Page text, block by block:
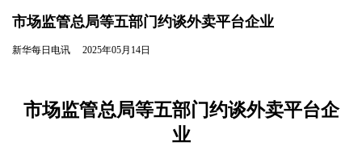
市场监管总局等五部门约谈外卖平台企业
新华每日电讯 2025年05月14日
市场监管总局等五部门约谈外卖平台企
业